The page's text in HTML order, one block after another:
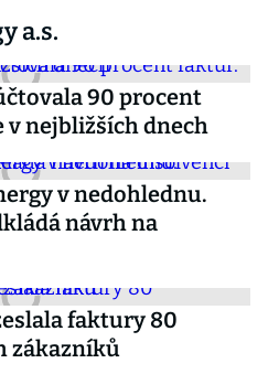
a.s.
90 procent
v nejbližších dnech
v nedohlednu.
návrh na
faktury 80
zákazníků